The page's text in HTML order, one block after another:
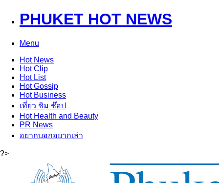
PHUKET HOT NEWS
Menu
HotNews
HotClip
HotList
HotGossip
HotBusiness
เที่ยว ชิม ช๊อป
HotHealth and Beauty
PR News
อยากบอกอยากเล่า
?>